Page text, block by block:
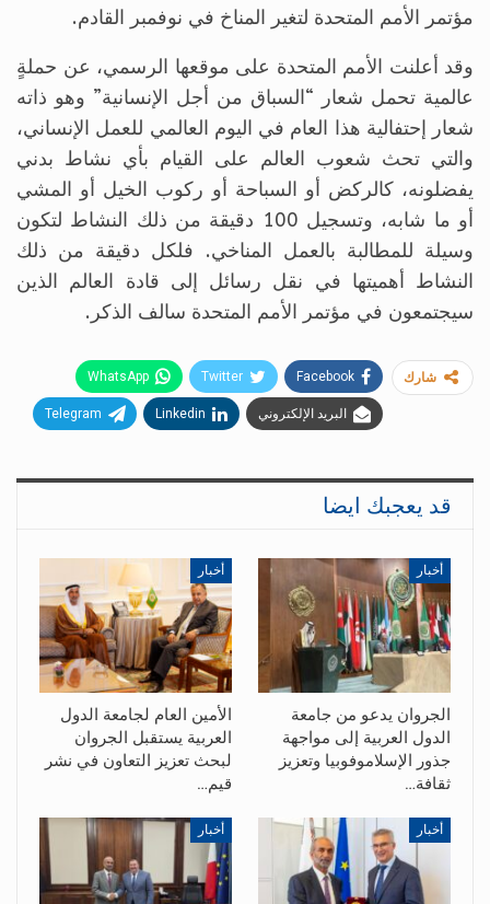
مؤتمر الأمم المتحدة لتغير المناخ في نوفمبر القادم.
وقد أعلنت الأمم المتحدة على موقعها الرسمي، عن حملةٍ
عالمية تحمل شعار “السباق من أجل الإنسانية” وهو ذاته
شعار إحتفالية هذا العام في اليوم العالمي للعمل الإنساني،
والتي تحث شعوب العالم على القيام بأي نشاط بدني
يفضلونه، كالركض أو السباحة أو ركوب الخيل أو المشي
أو ما شابه، وتسجيل 100 دقيقة من ذلك النشاط لتكون
وسيلة للمطالبة بالعمل المناخي. فلكل دقيقة من ذلك
النشاط أهميتها في نقل رسائل إلى قادة العالم الذين
سيجتمعون في مؤتمر الأمم المتحدة سالف الذكر.
شارك Facebook
Twitter
WhatsApp
البريد الإلكتروني Linkedin
Telegram
قد يعجبك ايضا
أخبار
الجروان يدعو من جامعة
الدول العربية إلى مواجهة
جذور الإسلاموفوبيا وتعزيز
ثقافة…
أخبار
الأمين العام لجامعة الدول
العربية يستقبل الجروان
لبحث تعزيز التعاون في نشر
قيم…
أخبار أخبار